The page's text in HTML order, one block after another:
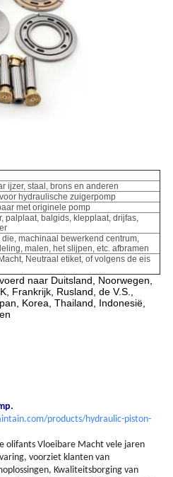
ijzer, staal, brons en anderen
hydraulische zuigerpomp
met originele pomp
palplaat, balgids, klepplaat, drijfas,
machinaal bewerkend centrum,
malen, het slijpen, etc. afbramen
Neutraal etiket, of volgens de eis
naar Duitsland, Noorwegen,
Frankrijk, Rusland, de V.S.,
Korea, Thailand, Indonesië,
products/hydraulic-piston-
olifants Vloeibare Macht vele jaren
voorziet klanten van
Kwaliteitsborging van